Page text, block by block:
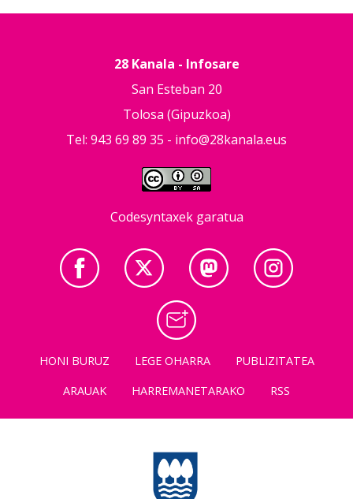
28 Kanala - Infosare
San Esteban 20
Tolosa (Gipuzkoa)
Tel: 943 69 89 35 - info@28kanala.eus
Codesyntaxek garatua
HONI BURUZ LEGE OHARRA
PUBLIZITATEA
ARAUAK
HARREMANETARAKO RSS